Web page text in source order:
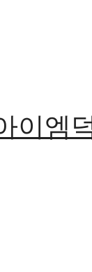
이엠